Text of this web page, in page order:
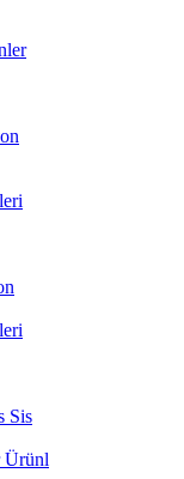
Sis
Ürünl